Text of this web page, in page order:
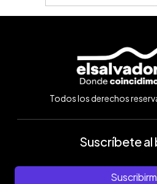
Todos los derechos
Suscríbete al